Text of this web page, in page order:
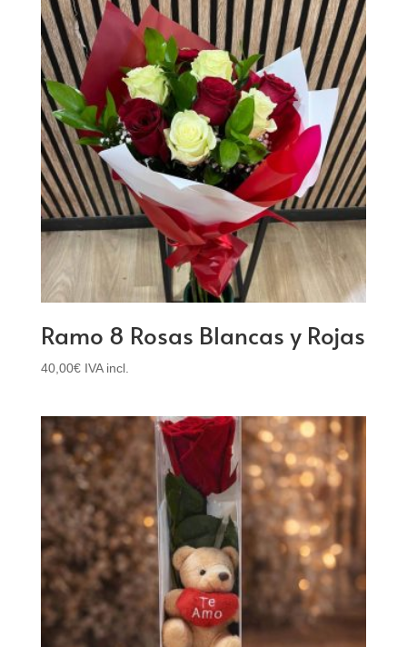
Ramo 8 Rosas Blancas y Rojas
40,00€ IVA incl.